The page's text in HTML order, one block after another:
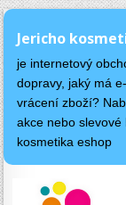
Jericho
je internetový
dopravy, jaký má
vrácení zboží?
akce nebo
kosmetika eshop